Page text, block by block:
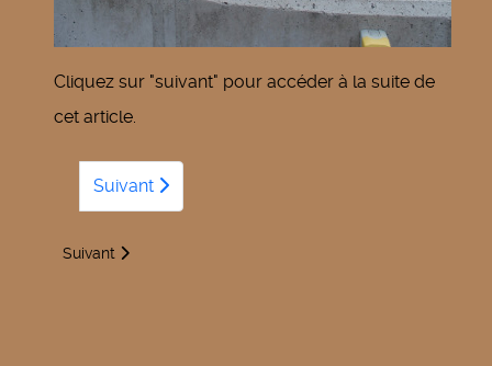
Cliquez sur "suivant" pour accéder à la suite de
cet article.
Suivant
Article suivant : Guide de tri des déchets ménagers
Suivant